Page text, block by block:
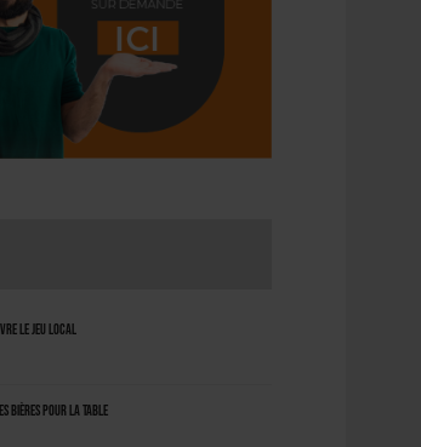
le jeu local
bières pour la table